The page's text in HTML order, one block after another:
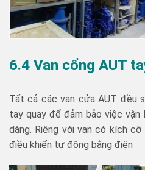
6.4 Van cổng AUT
Tất cả các van cửa AUT đều
tay quay để đảm bảo việc vận
dàng. Riêng với van có kích
điều khiển tự động bằng điện